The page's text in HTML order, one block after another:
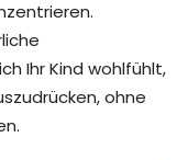
Ihr Kind wohlfühlt,
ohne